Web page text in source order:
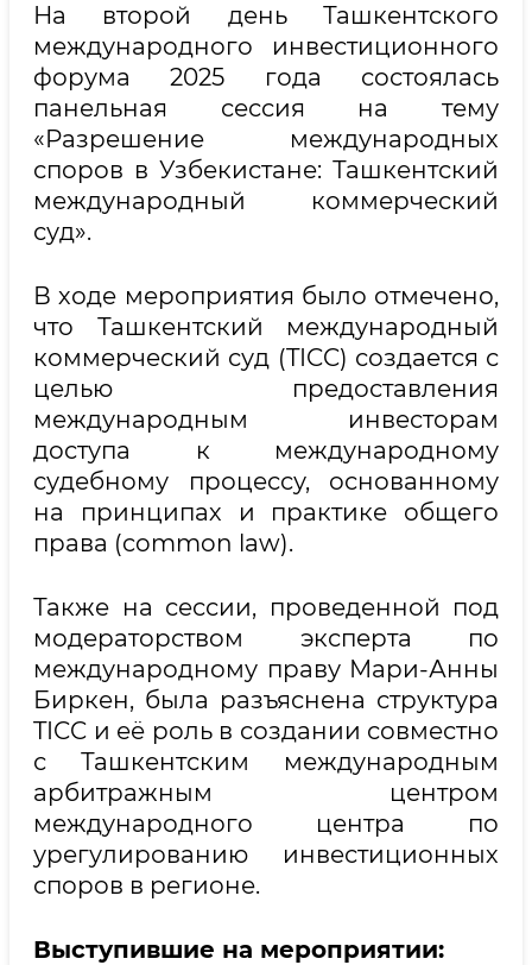
На второй день Ташкентского
международного инвестиционного
форума 2025 года состоялась
панельная сессия на тему
«Разрешение международных
споров в Узбекистане: Ташкентский
международный коммерческий
суд».
В ходе мероприятия было отмечено,
что Ташкентский международный
коммерческий суд (TICC) создается с
целью предоставления
международным инвесторам
доступа к международному
судебному процессу, основанному
на принципах и практике общего
права (common law).
Также на сессии, проведенной под
модераторством эксперта по
международному праву Мари-Анны
Биркен, была разъяснена структура
TICC и её роль в создании совместно
с Ташкентским международным
арбитражным центром
международного центра по
урегулированию инвестиционных
споров в регионе.
Выступившие на мероприятии: